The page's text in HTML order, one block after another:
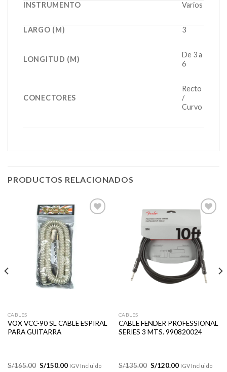
INSTRUMENTO Varios
LARGO (M) 3
LONGITUD (M)
De 3 a
6
CONECTORES
Recto
/
Curvo
PRODUCTOS RELACIONADOS
CABLES
VOX VCC-90 SL CABLE ESPIRAL
PARA GUITARRA
S/165.00 El
S/150.00ElIGV Incluido
Añadir
a la
lista de
deseos
CABLES
CABLE FENDER PROFESSIONAL
SERIES 3 MTS. 990820024
S/135.00 El
S/120.00ElIGV Incluido